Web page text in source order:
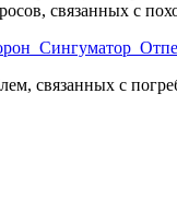
связанных с
Сингуматор
связанных с